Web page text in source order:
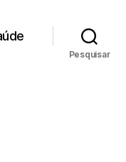
Pesquisar